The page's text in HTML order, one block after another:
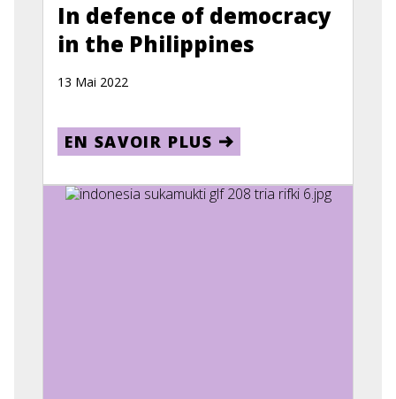
In defence of democracy
in the Philippines
13 Mai 2022
EN SAVOIR PLUS